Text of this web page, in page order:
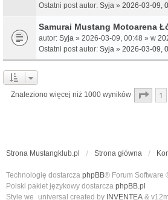
Ostatni post autor: Syja » 2026-03-09,
Samurai Mustang Motoarena
autor: Syja » 2026-03-09, 00:48 » w
Ostatni post autor: Syja » 2026-03-09,
Znaleziono więcej niż 1000 wyników 1
Strona Mustangklub.pl Strona główna
Technologię dostarcza phpBB® Forum Software
Polski pakiet językowy dostarcza phpBB.pl
Style we_universal created by INVENTEA &